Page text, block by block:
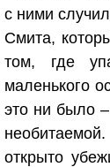
с ними
Смита,
том, где
маленького
это ни было
открыто